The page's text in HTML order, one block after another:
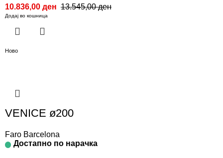
13.545,00ден
10.836,00 ден
Додај во кошница
Ново
VENICE ø200
Faro Barcelona
Достапно по нарачка